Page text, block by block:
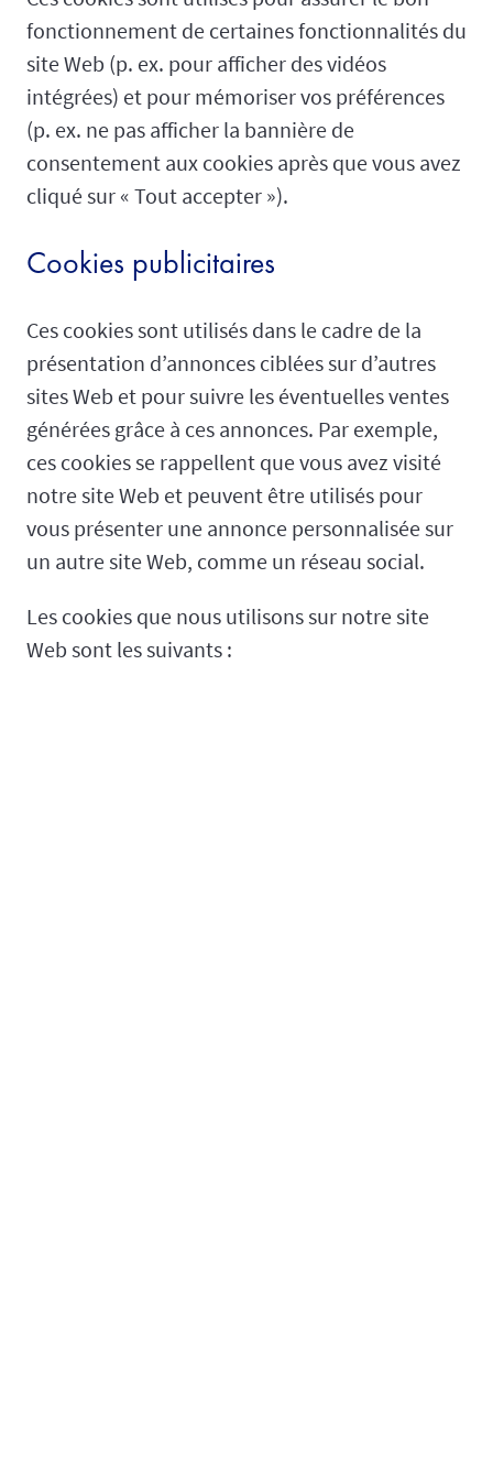
fonctionnement de certaines fonctionnalités du
site Web (p. ex. pour afficher des vidéos
intégrées) et pour mémoriser vos préférences
(p. ex. ne pas afficher la bannière de
consentement aux cookies après que vous avez
cliqué sur « Tout accepter »).
Cookies publicitaires
Ces cookies sont utilisés dans le cadre de la
présentation d’annonces ciblées sur d’autres
sites Web et pour suivre les éventuelles ventes
générées grâce à ces annonces. Par exemple,
ces cookies se rappellent que vous avez visité
notre site Web et peuvent être utilisés pour
vous présenter une annonce personnalisée sur
un autre site Web, comme un réseau social.
Les cookies que nous utilisons sur notre site
Web sont les suivants :